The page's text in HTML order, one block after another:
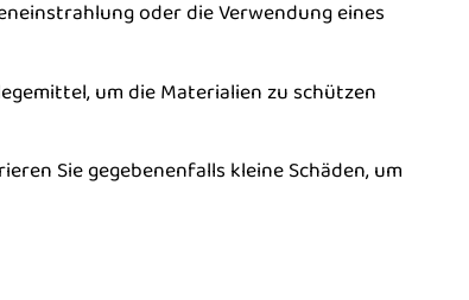
oder die Verwendung eines
um die Materialien zu schützen
Sie gegebenenfalls kleine Schäden, um